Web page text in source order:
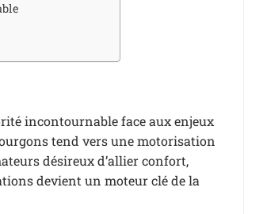
incontournable face aux enjeux
tend vers une motorisation
désireux d’allier confort,
devient un moteur clé de la